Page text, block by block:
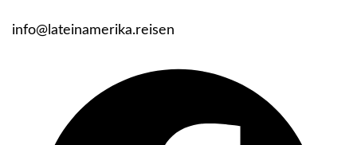
info@lateinamerika.reisen